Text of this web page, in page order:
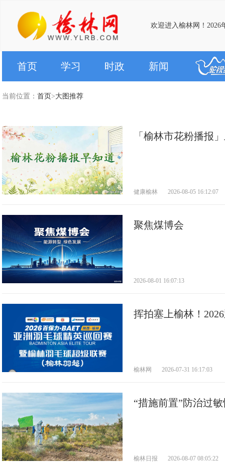
欢迎进入榆林网！2026
首页 学习 时政 新闻
当前位置： 首页>大图推荐
「榆林市花粉播报
健康榆林 2026-08-05 16:12:07
聚焦煤博会
2026-08-01 16:07:13
挥拍塞上榆林！
榆林网 2026-07-31 16:17:03
“措施前置”防治过
榆林日报 2026-08-07 08:05:22